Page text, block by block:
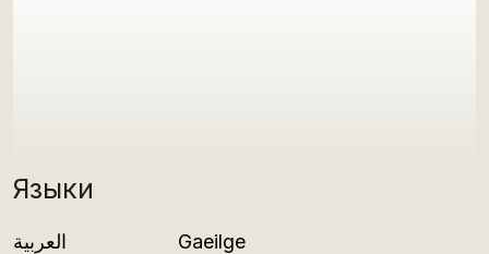
Языки
العربية
Gaeilge